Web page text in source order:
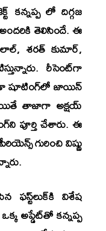
కన్నప్ప లో దిగ్గజ
తెలిసిందే. ఈ
శరత్ కుమార్,
రీసెంట్‌గా
షూటింగ్‌లో జాయిన్
తాజాగా అక్షయ్
పూర్తి చేశారు. ఈ
గురించివిష్ణు
ఫస్ట్‌లుక్‌కి విశేష
అప్డేట్‌తో కన్నప్ప